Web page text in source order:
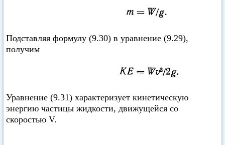
Подставляя формулу (9.30) в уравнение (9.29),
получим
Уравнение (9.31) характеризует кинетическую
энергию частицы жидкости, движущейся со
скоростью V.